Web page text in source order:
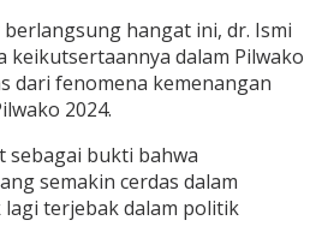
hangat ini, dr. Ismi
keikutsertaannya dalam Pilwako
dari fenomena kemenangan
2024.
sebagai bukti bahwa
semakin cerdas dalam
terjebak dalam politik